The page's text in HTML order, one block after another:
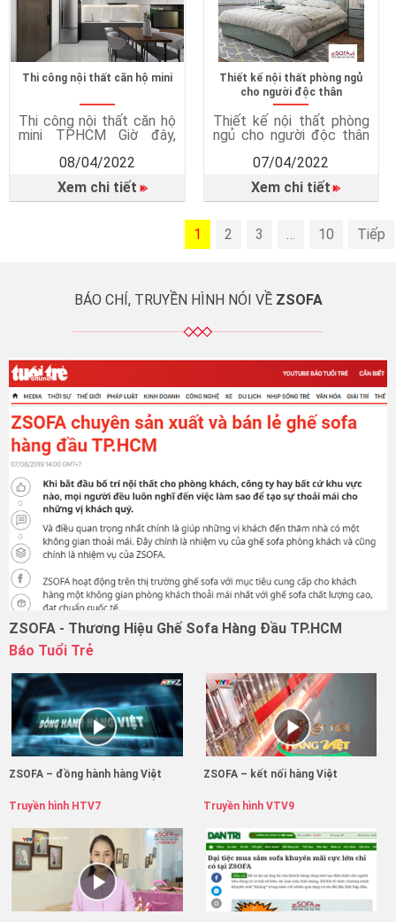
style tối giản là điều
không đơn […]
thường hay […]
Thi công nội thất căn hộ mini
Thi công nội thất căn hộ
mini TPHCM Giờ đây,
lên ngày càng nhiều để
đáp ứng nhu cầu chỗ ở
cho cư dân thành phố. Và
ai nâý cũng đều muốn
08/04/2022
Xem chi tiết
Thiết kế nội thất phòng ngủ
cho người độc thân
Thiết kế nội thất phòng
ngủ cho người độc thân
vẫn hay nói đùa với nhau
là thà FA còn hơn F0. Nếu
FA thì chúng ta vẫn có
thể tha hồ tung tăng vui
dành cho bản thân mình
07/04/2022
Xem chi tiết
1 2 3 … 10 Tiếp
BÁO CHÍ, TRUYỀN HÌNH NÓI VỀ ZSOFA
ZSOFA - Thương Hiệu Ghế Sofa Hàng Đầu TP.HCM
Báo Tuổi Trẻ
ZSOFA – đồng hành hàng Việt
Truyền hình HTV7
ZSOFA – kết nối hàng Việt
Truyền hình VTV9